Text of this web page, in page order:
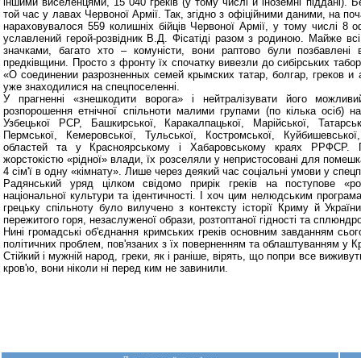
той час у лавах Червоної Армії. Так, згідно з офіційними даними, на
нараховувалося 559 колишніх бійців Червоної Армії, у тому числі 8
уславлений герой-розвідник В.Д. Фісатіді разом з родиною. Майже
значками, багато хто – комуністи, вони раптово були позбавлені
предківщини. Просто з фронту їх спочатку вивезли до сибірських
«О соединении разрозненных семей крымских татар, болгар, греков и
уже знаходилися на спецпоселенні.
У прагненні «знешкодити ворога» і нейтралізувати його
розпорошення етнічної спільноти малими групами (по кілька осіб)
Узбецької РСР, Башкирської, Каракалпацької, Марійської,
Пермської, Кемеровської, Тульської, Костромської,
областей та у Красноярському і Хабаровському краях РРФСР.
жорстокістю «рідної» влади, їх розселяли у непристосовані для
4 сім'ї в одну «кімнату». Лише через деякий час соціальні умови у
Радянський уряд цілком свідомо прирік греків на поступове
національної культури та ідентичності. І хоч цим нелюдським
грецьку спільноту було вилучено з контексту історії Криму й
пережитого горя, незаслуженої образи, розтоптаної гідності та
Нині громадські об'єднання кримських греків основним завданням
політичних проблем, пов'язаних з їх поверненням та облаштуванням у
Стійкий і мужній народ, греки, як і раніше, вірять, що попри все
кров'ю, вони ніколи ні перед ким не завинили.